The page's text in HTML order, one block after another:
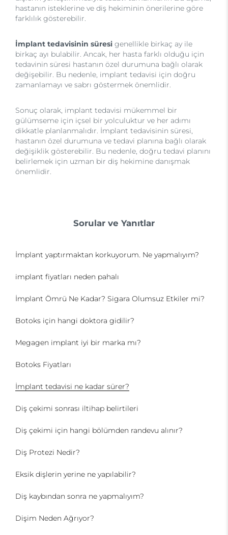
hastanın isteklerine ve diş hekiminin önerilerine göre
farklılık gösterebilir.
İmplant tedavisinin süresi genellikle birkaç ay ile
birkaç ayı bulabilir. Ancak, her hasta farklı olduğu için
tedavinin süresi hastanın özel durumuna bağlı olarak
değişebilir. Bu nedenle, implant tedavisi için doğru
zamanlamayı ve sabrı göstermek önemlidir.
Sonuç olarak, implant tedavisi mükemmel bir
gülümseme için içsel bir yolculuktur ve her adımı
dikkatle planlanmalıdır. İmplant tedavisinin süresi,
hastanın özel durumuna ve tedavi planına bağlı olarak
değişiklik gösterebilir. Bu nedenle, doğru tedavi planını
belirlemek için uzman bir diş hekimine danışmak
önemlidir.
Sorular ve Yanıtlar
İmplant yaptırmaktan korkuyorum. Ne yapmalıyım?
implant fiyatları neden pahalı
İmplant Ömrü Ne Kadar? Sigara Olumsuz Etkiler mi?
Botoks için hangi doktora gidilir?
Megagen implant iyi bir marka mı?
Botoks Fiyatları
İmplant tedavisi ne kadar sürer?
Diş çekimi sonrası iltihap belirtileri
Diş çekimi için hangi bölümden randevu alınır?
Diş Protezi Nedir?
Eksik dişlerin yerine ne yapılabilir?
Diş kaybından sonra ne yapmalıyım?
Dişim Neden Ağrıyor?